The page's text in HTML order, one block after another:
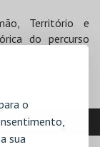
o
sua
Território e
do percurso
aqui viveram e
território.